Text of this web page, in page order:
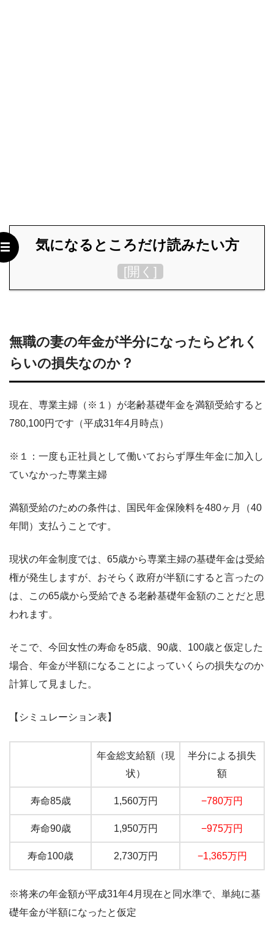
気になるところだけ読みたい方
[開く ]
無職の妻の年金が半分になったらどれく
らいの損失なのか？
現在、専業主婦（※１）が老齢基礎年金を満額受給すると
780,100円です（平成31年4月時点）
※１：一度も正社員として働いておらず厚生年金に加入し
ていなかった専業主婦
満額受給のための条件は、国民年金保険料を480ヶ月（40
年間）支払うことです。
現状の年金制度では、65歳から専業主婦の基礎年金は受給
権が発生しますが、おそらく政府が半額にすると言ったの
は、この65歳から受給できる老齢基礎年金額のことだと思
われます。
そこで、今回女性の寿命を85歳、90歳、100歳と仮定した
場合、年金が半額になることによっていくらの損失なのか
計算して見ました。
【シミュレーション表】
年金総支給額（現
状）
半分による損失
額
寿命85歳 1,560万円 −780万円
寿命90歳 1,950万円 −975万円
寿命100歳 2,730万円 −1,365万円
※将来の年金額が平成31年4月現在と同水準で、単純に基
礎年金が半額になったと仮定